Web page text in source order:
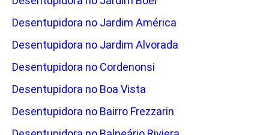
Desentupidora no Jardim América
Desentupidora no Jardim Alvorada
Desentupidora no Cordenonsi
Desentupidora no Boa Vista
Desentupidora no Bairro Frezzarin